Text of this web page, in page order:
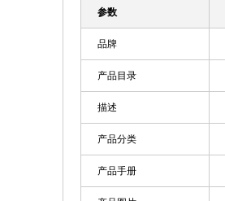
参数
品牌
产品目录
描述
产品分类
产品手册